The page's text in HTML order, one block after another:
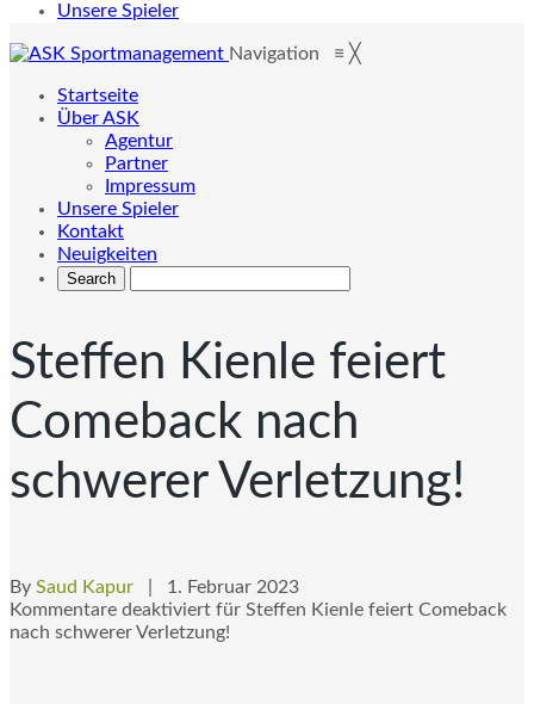
Unsere Spieler
Navigation ≡ ╳
Startseite
Über ASK
Agentur
Partner
Impressum
Unsere Spieler
Kontakt
Neuigkeiten
Steffen Kienle feiert
Comeback nach
schwerer Verletzung!
By Saud Kapur | 1. Februar 2023
Kommentare deaktiviert für Steffen Kienle feiert Comeback
nach schwerer Verletzung!